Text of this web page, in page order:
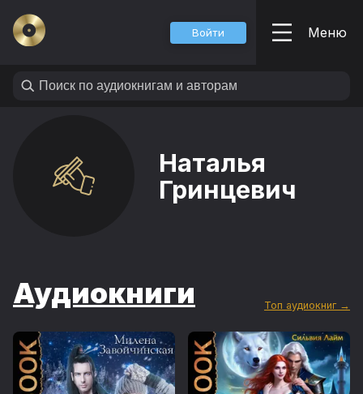
Войти Меню
Наталья
Гринцевич
Аудиокниги Топ аудиокниг →